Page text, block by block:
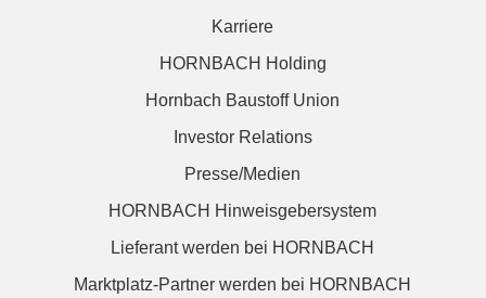
Karriere
HORNBACH Holding
Hornbach Baustoff Union
Investor Relations
Presse/Medien
HORNBACH Hinweisgebersystem
Lieferant werden bei HORNBACH
Marktplatz-Partner werden bei HORNBACH